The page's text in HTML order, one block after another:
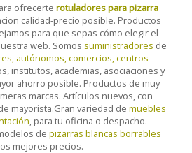
ofrecerte rotuladores para pizarra
calidad-precio posible. Productos
para que sepas cómo elegir el
web. Somos suministradores de
autónomos, comercios, centros
institutos, academias, asociaciones y
ahorro posible. Productos de muy
marcas. Artículos nuevos, con
mayorista.Gran variedad demuebles
, para tu oficina o despacho.
de pizarras blancas borrables
mejores precios.